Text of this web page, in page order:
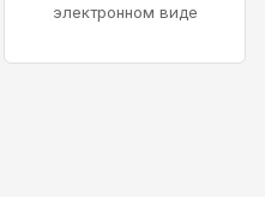
электронном виде